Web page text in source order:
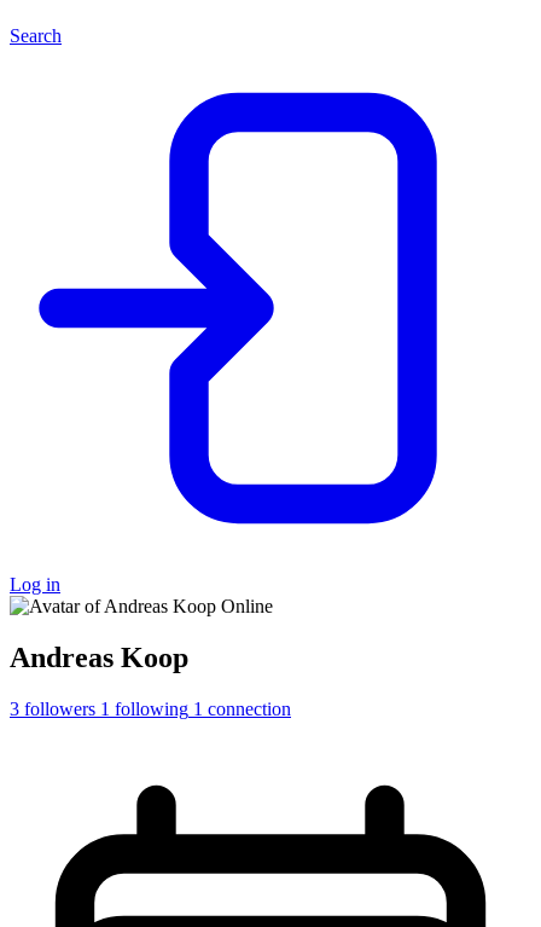
Search
Log in
Online
Andreas Koop
3 followers 1 following 1 connection